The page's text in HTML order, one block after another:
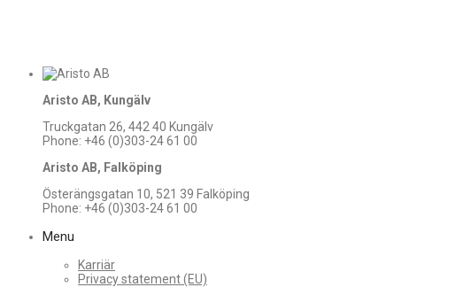
Aristo AB, Kungälv
Truckgatan 26, 442 40 Kungälv
Phone: +46 (0)303-24 61 00
Aristo AB, Falköping
Österängsgatan 10, 521 39 Falköping
Phone: +46 (0)303-24 61 00
Menu
Karriär
Privacy statement (EU)